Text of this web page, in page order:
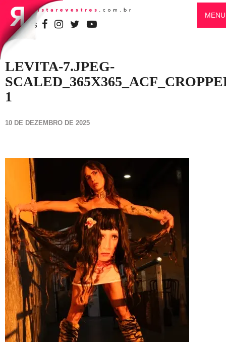
SIGA-NOS
MENU
LEVITA-7.JPEG-
1
10 DE DEZEMBRO DE 2025